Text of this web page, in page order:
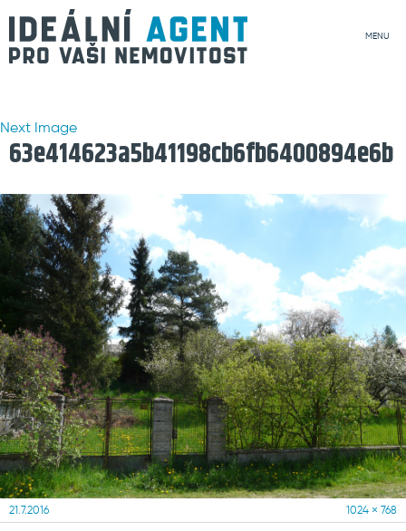
MENU
Next Image
63e414623a5b41198cb6fb6400894e6b
Posted
21.7.2016
Full
1024 × 768